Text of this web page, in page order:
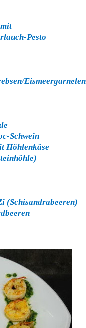
Pesto
Eismeergarnelen
Schwein
Höhlenkäse
(Schisandrabeeren)